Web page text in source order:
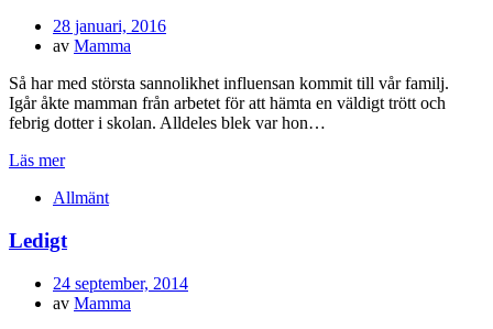
Publicerad
den
28 januari, 2016
av Mamma
Så har med största sannolikhet influensan kommit till vår familj.
Igår åkte mamman från arbetet för att hämta en väldigt trött och
febrig dotter i skolan. Alldeles blek var hon…
Läs mer
Allmänt
Ledigt
Publicerad
den
24 september, 2014
av Mamma